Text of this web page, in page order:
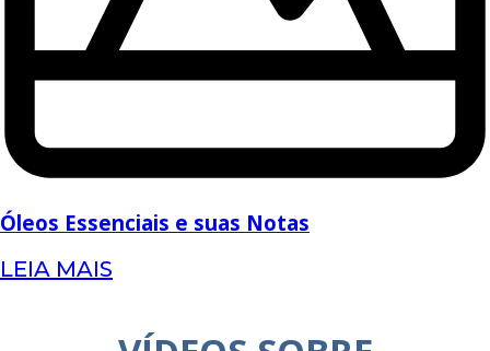
Óleos Essenciais e suas Notas
LEIA MAIS